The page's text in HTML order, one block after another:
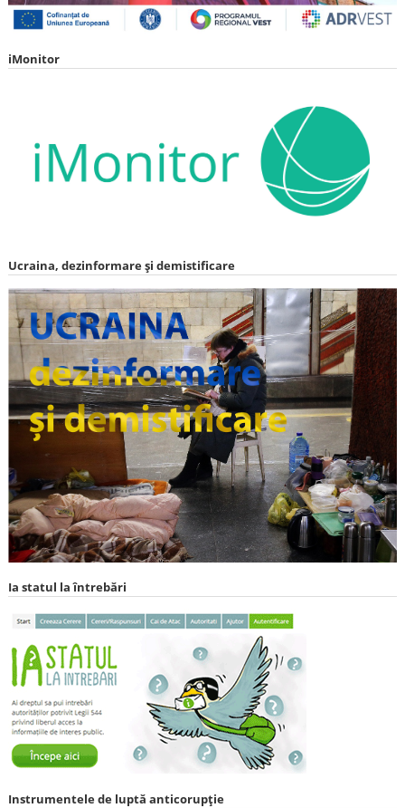
iMonitor
Ucraina, dezinformare și demistificare
Ia statul la întrebări
Instrumentele de luptă anticorupție